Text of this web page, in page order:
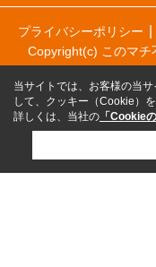
プライバシーポリシー
Copyright(c) このマ
当サイトでは、お客様の当
して、クッキー（Cookie）を
詳しくは、当社の 「Cookie